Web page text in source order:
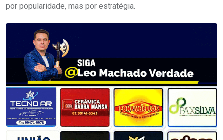
por popularidade, mas por estratégia.